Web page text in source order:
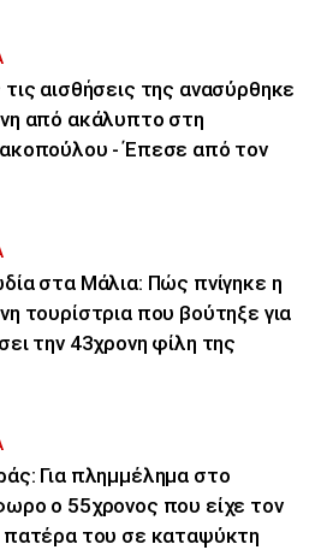
αισθήσεις της ανασύρθηκε
από ακάλυπτο στη
- Έπεσε από τον
στα Μάλια: Πώς πνίγηκε η
τουρίστρια που βούτηξε για
την 43χρονη φίλη της
Για πλημμέλημα στο
ο 55χρονος που είχε τον
πατέρα του σε καταψύκτη